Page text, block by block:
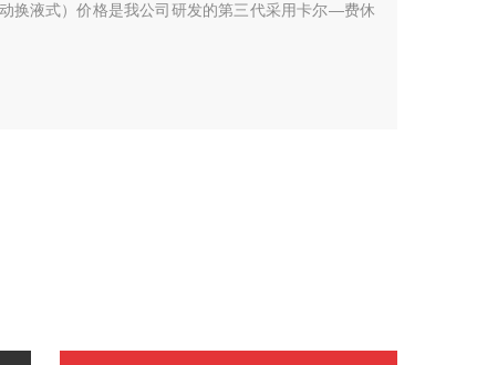
换液式）价格是我公司研发的第三代采用卡尔—费休